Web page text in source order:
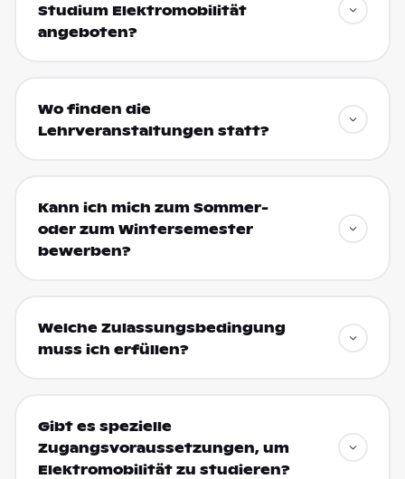
Studium Elektromobilität
angeboten?
Wo finden die
Lehrveranstaltungen statt?
Kann ich mich zum Sommer-
oder zum Wintersemester
bewerben?
Welche Zulassungsbedingung
muss ich erfüllen?
Gibt es spezielle
Zugangsvoraussetzungen, um
Elektromobilität zu studieren?